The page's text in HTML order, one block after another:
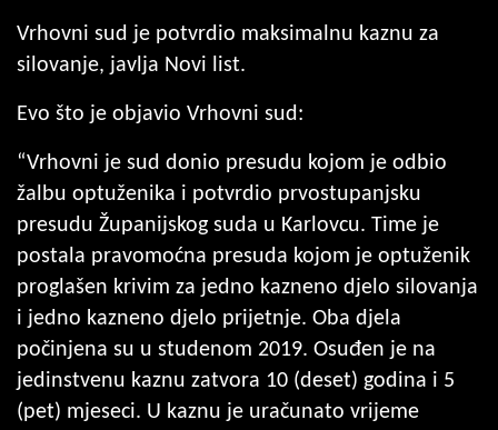
Vrhovni sud je potvrdio maksimalnu kaznu za
silovanje, javlja Novi list.
Evo što je objavio Vrhovni sud:
“Vrhovni je sud donio presudu kojom je odbio
žalbu optuženika i potvrdio prvostupanjsku
presudu Županijskog suda u Karlovcu. Time je
postala pravomoćna presuda kojom je optuženik
proglašen krivim za jedno kazneno djelo silovanja
i jedno kazneno djelo prijetnje. Oba djela
počinjena su u studenom 2019. Osuđen je na
jedinstvenu kaznu zatvora 10 (deset) godina i 5
(pet) mjeseci. U kaznu je uračunato vrijeme